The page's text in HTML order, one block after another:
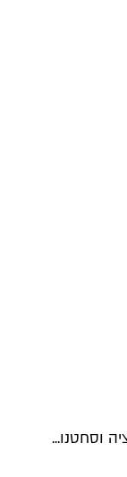
וסחטנו...